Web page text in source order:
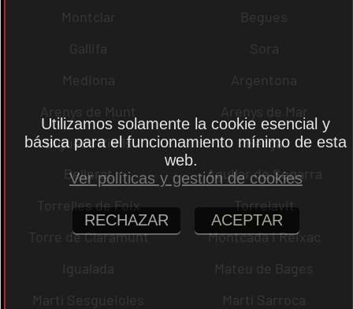
Montclar
Begues
Gallifa
Sora
Mediona
Argentona
Arenys de Munt
Arenys de Mar
Bigues i Riells
Berga
Bellprat
Aguilar de Segarra
Torrelles de Foix
Torrelavit
Torre de Claramunt
Montcada i Reixac
Igualada
Mateu de Bages
Martí Sesgueioles
Martí Sarroca
Utilizamos solamente la cookie esencial y
básica para el funcionamiento mínimo de esta
web.
Ver políticas y gestión de cookies
RECHAZAR ACEPTAR